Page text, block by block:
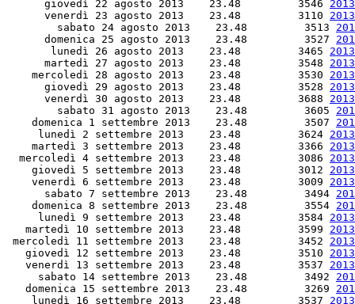
      giovedì 22 agosto 2013    23.48         3546
      venerdì 23 agosto 2013    23.48         3110
        sabato 24 agosto 2013    23.48         3513
      domenica 25 agosto 2013    23.48         3527
       lunedì 26 agosto 2013    23.48         3465
      martedì 27 agosto 2013    23.48         3548
    mercoledì 28 agosto 2013    23.48         3530
      giovedì 29 agosto 2013    23.48         3528
      venerdì 30 agosto 2013    23.48         3688
        sabato 31 agosto 2013    23.48         3605
    domenica 1 settembre 2013    23.48         3507
     lunedì 2 settembre 2013    23.48         3624
    martedì 3 settembre 2013    23.48         3366
  mercoledì 4 settembre 2013    23.48         3086
    giovedì 5 settembre 2013    23.48         3012
    venerdì 6 settembre 2013    23.48         3009
      sabato 7 settembre 2013    23.48         3494
    domenica 8 settembre 2013    23.48         3554
     lunedì 9 settembre 2013    23.48         3584
   martedì 10 settembre 2013    23.48         3599
mercoledì 11 settembre 2013    23.48         3452
   giovedì 12 settembre 2013    23.48         3510
   venerdì 13 settembre 2013    23.48         3537
     sabato 14 settembre 2013    23.48         3492
   domenica 15 settembre 2013    23.48         3269
    lunedì 16 settembre 2013    23.48         3537